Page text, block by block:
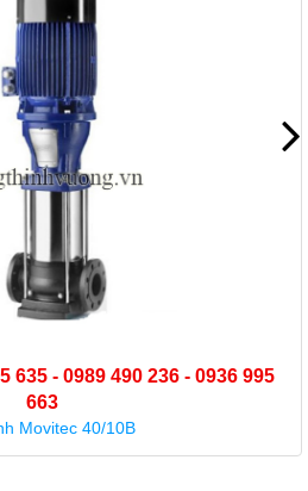
635 - 0989 490 236 - 0936 995
663
Movitec 40/10B